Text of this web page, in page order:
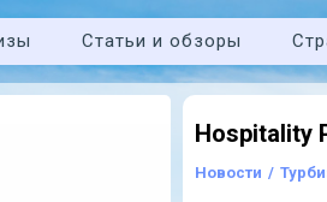
Статьи и обзоры
Hospitality
Новости /